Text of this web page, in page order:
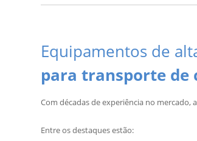
Equipamentos de
para transporte de
Com décadas de experiência no mercado,
Entre os destaques estão: